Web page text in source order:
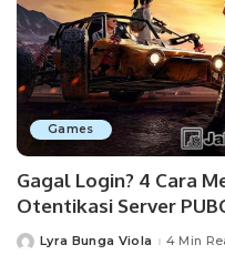
Games
Gagal Login? 4 Cara
Otentikasi Server
PostedLyra Bunga Viola 4 Min